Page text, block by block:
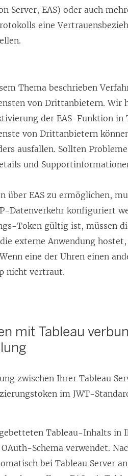
Server, EAS) oder auch
eine
Thema beschrieben
von Drittanbietern. Wir
der EAS-Funktion in
von Drittanbietern
ausfallen. Sollten
und
über EAS zu ermöglichen,
Datenverkehr konfiguriert
Token gültig ist, müssen
externe Anwendung
eine der Uhren einen
nicht vertraut.
mit Tableau
zwischen IhrerTableau
im JWT-
Tableau-Inhalts in
Schema verwendet.
beiTableau Server